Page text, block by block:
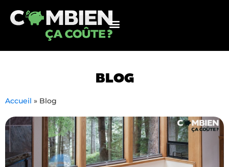
BLOG
Accueil » Blog